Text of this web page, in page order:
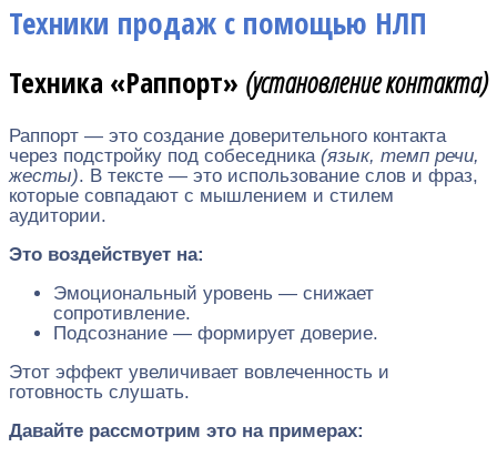
Техники продаж с помощью НЛП
Техника «Раппорт» (установление контакта)
Раппорт — это создание доверительного контакта
через подстройку под собеседника (язык, темп речи,
жесты). В тексте — это использование слов и фраз,
которые совпадают с мышлением и стилем
аудитории.
Это воздействует на:
Эмоциональный уровень — снижает
сопротивление.
Подсознание — формирует доверие.
Этот эффект увеличивает вовлеченность и
готовность слушать.
Давайте рассмотрим это на примерах: